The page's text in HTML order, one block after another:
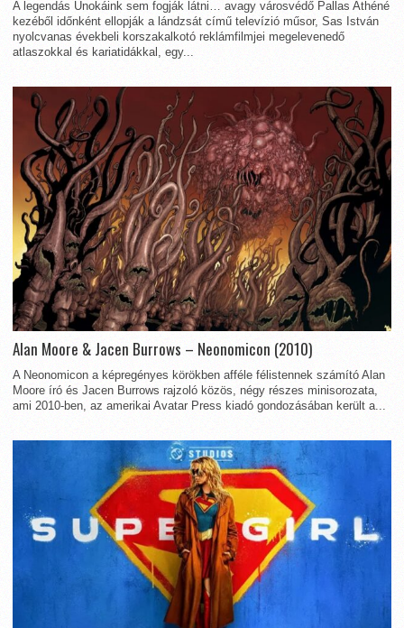
A legendás Unokáink sem fogják látni… avagy városvédő Pallas Athéné
kezéből időnként ellopják a lándzsát című televízió műsor, Sas István
nyolcvanas évekbeli korszakalkotó reklámfilmjei megelevenedő
atlaszokkal és kariatidákkal, egy...
Alan Moore & Jacen Burrows – Neonomicon (2010)
A Neonomicon a képregényes körökben afféle félistennek számító Alan
Moore író és Jacen Burrows rajzoló közös, négy részes minisorozata,
ami 2010-ben, az amerikai Avatar Press kiadó gondozásában került a...